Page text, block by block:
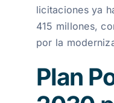
licitaciones ya
415 millones,
por la
Plan